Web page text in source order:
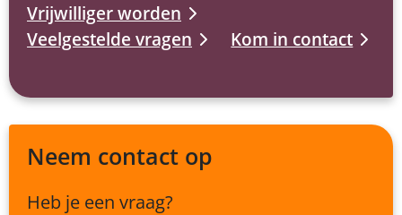
Vrijwilliger worden
Veelgestelde vragen
Kom in contact
Neem contact op
Heb je een vraag?